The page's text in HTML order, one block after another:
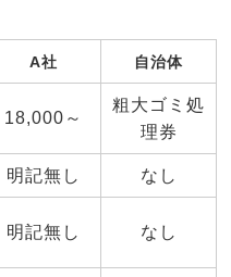
A社 自治体
18,000～
粗大ゴミ処
理券
明記無し なし
明記無し なし